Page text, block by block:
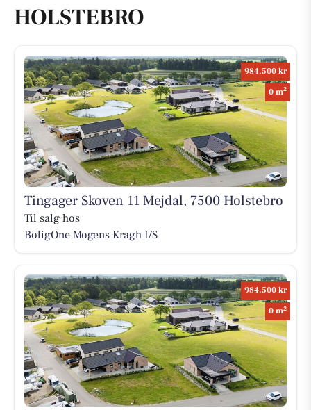
HOLSTEBRO
984.500 kr
0 m2
Tingager Skoven 11 Mejdal, 7500 Holstebro
Til salg hos
BoligOne Mogens Kragh I/S
984.500 kr
0 m2